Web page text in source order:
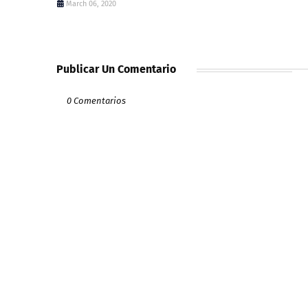
March 06, 2020
Publicar Un Comentario
0 Comentarios